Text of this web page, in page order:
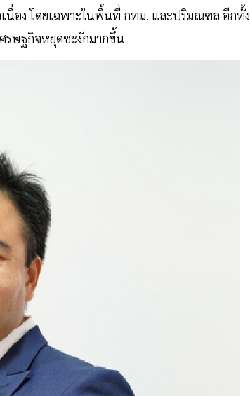
เนื่อง โดยเฉพาะในพื้นที่ กทม. และปริมณฑล อีกทั้ง
รษฐกิจหยุดชะงักมากขึ้น